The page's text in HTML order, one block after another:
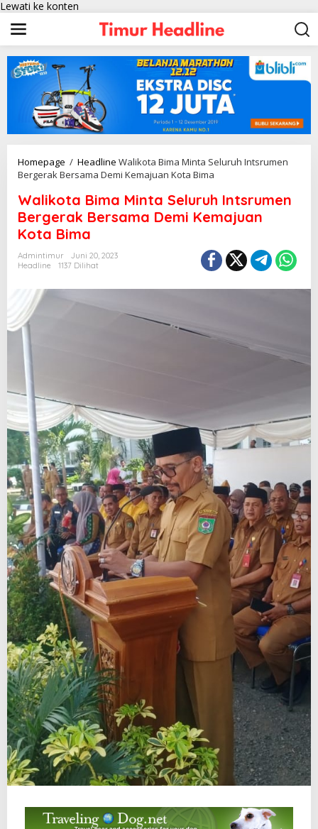
Lewati ke konten
Homepage / Headline Walikota Bima Minta Seluruh Intsrumen
Bergerak Bersama Demi Kemajuan Kota Bima
Walikota Bima Minta Seluruh Intsrumen
Bergerak Bersama Demi Kemajuan
Kota Bima
Admintimur
Juni 20, 2023
Headline
1137 Dilihat